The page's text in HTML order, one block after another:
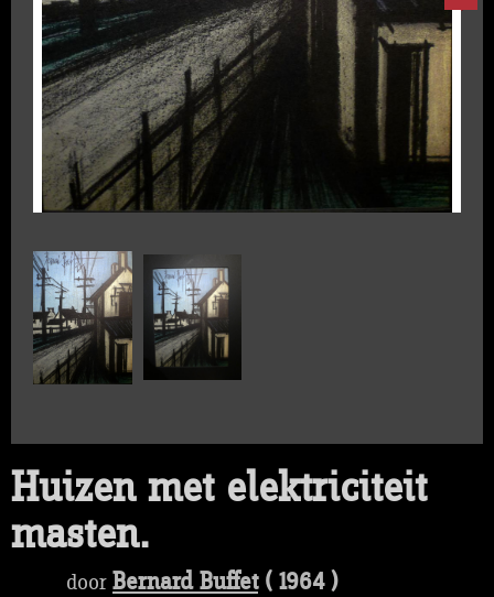
Huizen met elektriciteit
masten.
door Bernard Buffet( 1964 )